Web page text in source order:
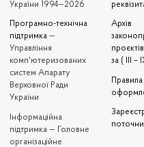
України 1994—2026
Програмно-технічна
підтримка —
Управління
комп'ютеризованих
систем Апарату
Верховної Ради
України
Iнформаційна
підтримка — Головне
організаційне
Архів
за ( III –
Правила